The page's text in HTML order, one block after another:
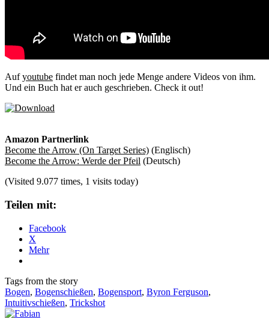
Aufyoutube findet man noch jede Menge andere Videos von ihm.
Und ein Buch hat er auch geschrieben. Check it out!
Amazon Partnerlink
Become the Arrow (On Target Series) (Englisch)
Become the Arrow: Werde der Pfeil (Deutsch)
(Visited 9.077 times, 1 visits today)
Teilen mit:
Facebook
X
Mehr
Tags from the story
Bogen, Bogenschießen, Bogensport, Byron Ferguson,
Intuitivschießen, Trickshot